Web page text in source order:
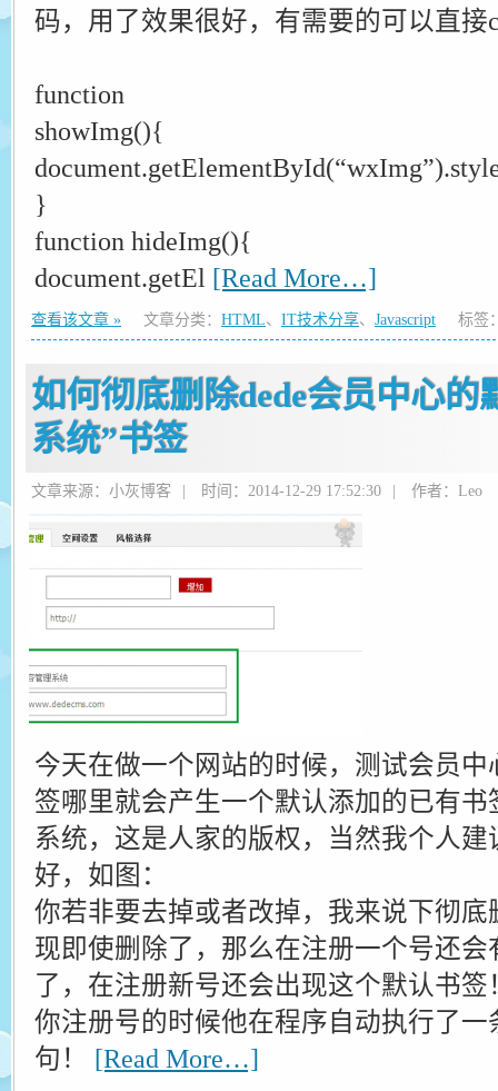
码，用了效果很好，有需要的可以直接
function
showImg(){
}
function hideImg(){
document.getEl [Read More…]
查看该文章 » 文章分类： HTML、 IT技术分享、 Javascript 标签
如何彻底删除dede会员中心的
系统”书签
文章来源：小灰博客 时间：2014-12-29 17:52:30 作者：Leo
今天在做一个网站的时候，测试会员
签哪里就会产生一个默认添加的已有
系统，这是人家的版权，当然我个人
好，如图：
你若非要去掉或者改掉，我来说下彻
现即使删除了，那么在注册一个号还
了，在注册新号还会出现这个默认书
你注册号的时候他在程序自动执行了
句！ [Read More…]